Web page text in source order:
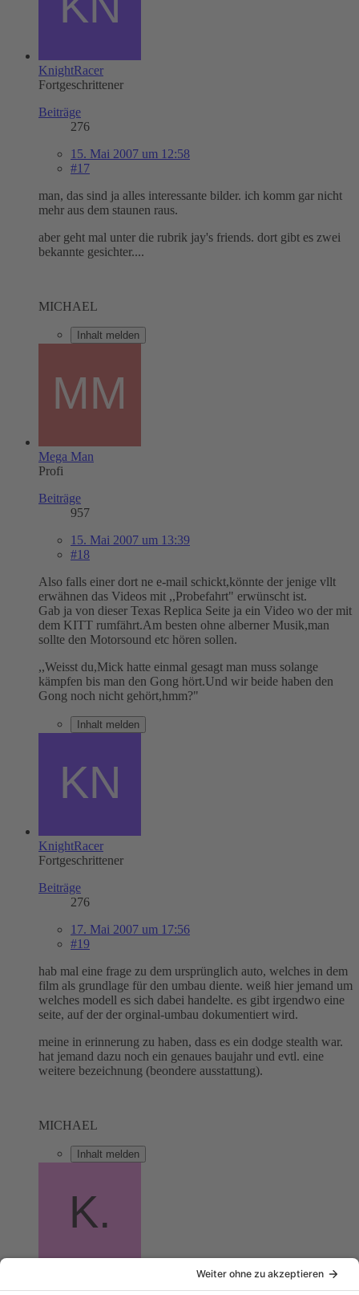
KnightRacer
Fortgeschrittener
Beiträge
276
15. Mai 2007 um 12:58
#17
man, das sind ja alles interessante bilder. ich komm gar nicht
mehr aus dem staunen raus.
aber geht mal unter die rubrik jay's friends. dort gibt es zwei
bekannte gesichter....
MICHAEL
Inhalt melden
Mega Man
Profi
Beiträge
957
15. Mai 2007 um 13:39
#18
Also falls einer dort ne e-mail schickt,könnte der jenige vllt
erwähnen das Videos mit ,,Probefahrt" erwünscht ist.
Gab ja von dieser Texas Replica Seite ja ein Video wo der mit
dem KITT rumfährt.Am besten ohne alberner Musik,man
sollte den Motorsound etc hören sollen.
,,Weisst du,Mick hatte einmal gesagt man muss solange
kämpfen bis man den Gong hört.Und wir beide haben den
Gong noch nicht gehört,hmm?"
Inhalt melden
KnightRacer
Fortgeschrittener
Beiträge
276
17. Mai 2007 um 17:56
#19
hab mal eine frage zu dem ursprünglich auto, welches in dem
film als grundlage für den umbau diente. weiß hier jemand um
welches modell es sich dabei handelte. es gibt irgendwo eine
seite, auf der der orginal-umbau dokumentiert wird.
meine in erinnerung zu haben, dass es ein dodge stealth war.
hat jemand dazu noch ein genaues baujahr und evtl. eine
weitere bezeichnung (beondere ausstattung).
MICHAEL
Inhalt melden
Fortgeschrittener